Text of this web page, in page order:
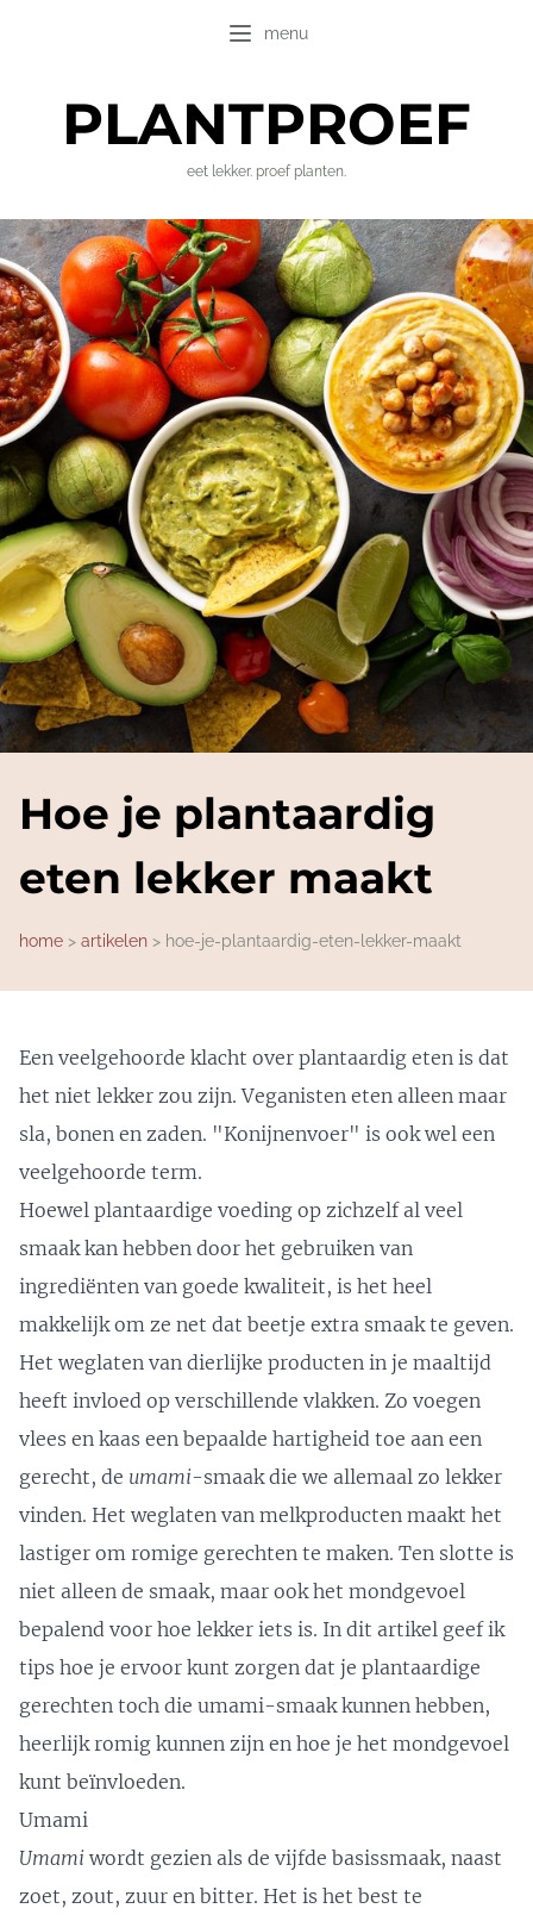
menu
PLANTPROEF
eet lekker. proef planten.
Hoe je plantaardig
eten lekker maakt
home artikelen hoe-je-plantaardig-eten-lekker-maakt
Een veelgehoorde klacht over plantaardig eten is dat
het niet lekker zou zijn. Veganisten eten alleen maar
sla, bonen en zaden. "Konijnenvoer" is ook wel een
veelgehoorde term.
Hoewel plantaardige voeding op zichzelf al veel
smaak kan hebben door het gebruiken van
ingrediënten van goede kwaliteit, is het heel
makkelijk om ze net dat beetje extra smaak te geven.
Het weglaten van dierlijke producten in je maaltijd
heeft invloed op verschillende vlakken. Zo voegen
vlees en kaas een bepaalde hartigheid toe aan een
gerecht, de umami-smaak die we allemaal zo lekker
vinden. Het weglaten van melkproducten maakt het
lastiger om romige gerechten te maken. Ten slotte is
niet alleen de smaak, maar ook het mondgevoel
bepalend voor hoe lekker iets is. In dit artikel geef ik
tips hoe je ervoor kunt zorgen dat je plantaardige
gerechten toch die umami-smaak kunnen hebben,
heerlijk romig kunnen zijn en hoe je het mondgevoel
kunt beïnvloeden.
Umami
Umami wordt gezien als de vijfde basissmaak, naast
zoet, zout, zuur en bitter. Het is het best te